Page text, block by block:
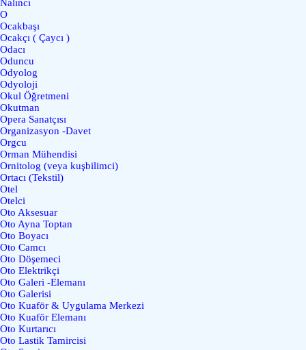
Nalıncı
O
Ocakbaşı
Ocakçı ( Çaycı )
Odacı
Oduncu
Odyolog
Odyoloji
Okul Öğretmeni
Okutman
Opera Sanatçısı
Organizasyon -Davet
Orgcu
Orman Mühendisi
Ornitolog (veya kuşbilimci)
Ortacı (Tekstil)
Otel
Otelci
Oto Aksesuar
Oto Ayna Toptan
Oto Boyacı
Oto Camcı
Oto Döşemeci
Oto Elektrikçi
Oto Galeri -Elemanı
Oto Galerisi
Oto Kuaför & Uygulama Merkezi
Oto Kuaför Elemanı
Oto Kurtarıcı
Oto Lastik Tamircisi